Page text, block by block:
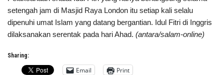
setengah jam di Masjid Raya London itu setiap kali selalu
dipenuhi umat Islam yang datang bergantian. Idul Fitri di Inggris
dilaksanakan serentak pada hari Ahad. (antara/salam-online)
Sharing:
Email Print